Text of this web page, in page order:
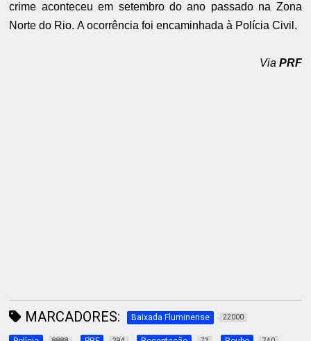
crime aconteceu em setembro do ano passado na Zona
Norte do Rio.A ocorrência foi encaminhada à Polícia Civil.
Via PRF
MARCADORES: Baixada Fluminense 22000